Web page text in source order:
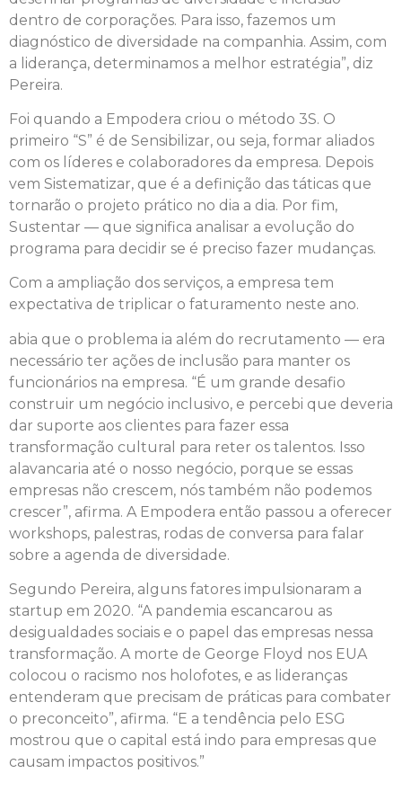
dentro de corporações. Para isso, fazemos um
diagnóstico de diversidade na companhia. Assim, com
a liderança, determinamos a melhor estratégia”, diz
Pereira.
Foi quando a Empodera criou o método 3S. O
primeiro “S” é de Sensibilizar, ou seja, formar aliados
com os líderes e colaboradores da empresa. Depois
vem Sistematizar, que é a definição das táticas que
tornarão o projeto prático no dia a dia. Por fim,
Sustentar — que significa analisar a evolução do
programa para decidir se é preciso fazer mudanças.
Com a ampliação dos serviços, a empresa tem
expectativa de triplicar o faturamento neste ano.
abia que o problema ia além do recrutamento — era
necessário ter ações de inclusão para manter os
funcionários na empresa. “É um grande desafio
construir um negócio inclusivo, e percebi que deveria
dar suporte aos clientes para fazer essa
transformação cultural para reter os talentos. Isso
alavancaria até o nosso negócio, porque se essas
empresas não crescem, nós também não podemos
crescer”, afirma. A Empodera então passou a oferecer
workshops, palestras, rodas de conversa para falar
sobre a agenda de diversidade.
Segundo Pereira, alguns fatores impulsionaram a
startup em 2020. “A pandemia escancarou as
desigualdades sociais e o papel das empresas nessa
transformação. A morte de George Floyd nos EUA
colocou o racismo nos holofotes, e as lideranças
entenderam que precisam de práticas para combater
o preconceito”, afirma. “E a tendência pelo ESG
mostrou que o capital está indo para empresas que
causam impactos positivos.”